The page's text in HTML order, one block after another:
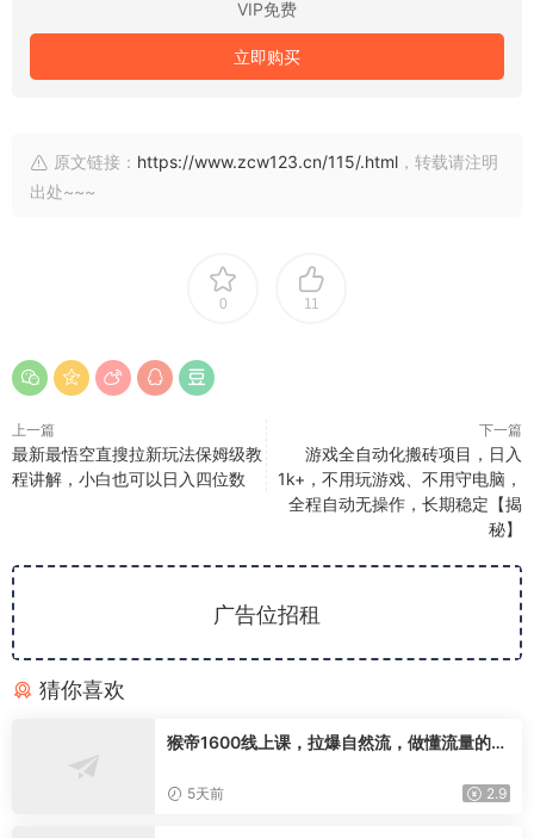
VIP免费
立即购买
原文链接： https://www.zcw123.cn/115/.html ，转载请注明
出处~~~
0 11
上一篇
最新最悟空直搜拉新玩法保姆级教
程讲解，小白也可以日入四位数
下一篇
游戏全自动化搬砖项目，日入
1k+，不用玩游戏、不用守电脑，
全程自动无操作，长期稳定【揭
秘】
广告位招租
猜你喜欢
猴帝1600线上课，拉爆自然流，做懂流量的主
02】5天前 2.9